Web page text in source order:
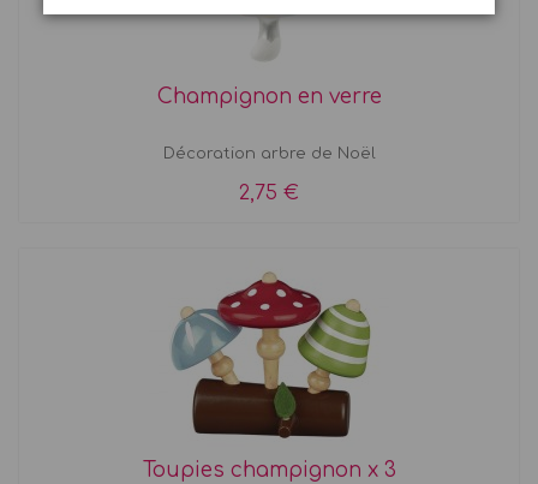
Champignon en verre
Décoration arbre de Noël
2,75 €
Toupies champignon x 3